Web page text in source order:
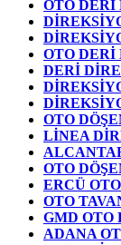
OTO DERİ
OTO DERİ
DERİ
OTO
LİNEA
OTO
ERCÜ
OTO
GMD OTO
ADANA